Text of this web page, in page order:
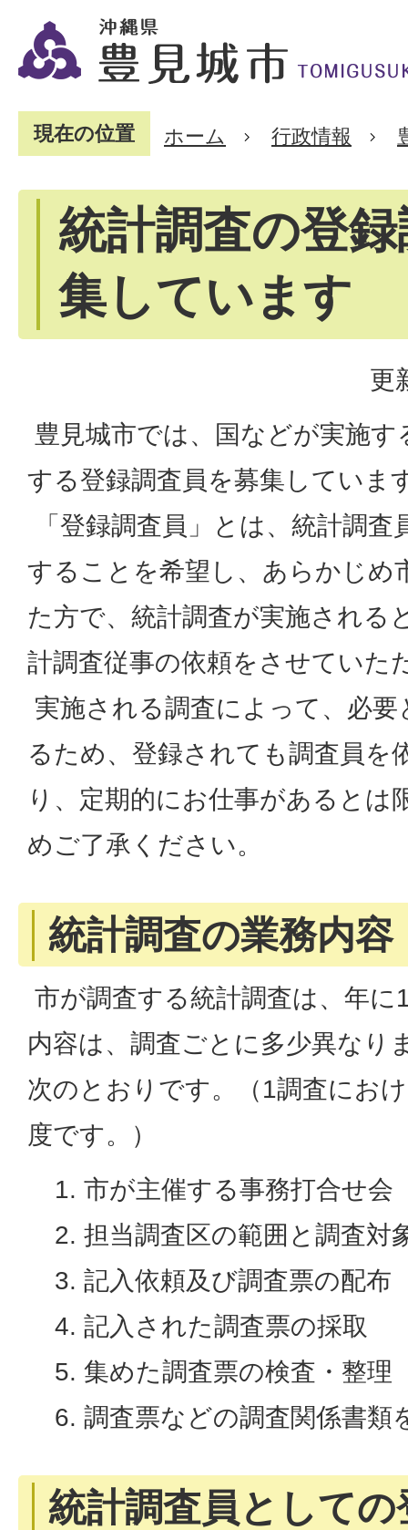
現在の位置 ホーム 行政情報
統計調査の登
集しています
更
豊見城市では、国などが実施す
する登録調査員を募集していま
「登録調査員」とは、統計調
することを希望し、あらかじめ
た方で、統計調査が実施される
計調査従事の依頼をさせていた
実施される調査によって、必
るため、登録されても調査員を
り、定期的にお仕事があるとは
めご了承ください。
統計調査の業務内容
市が調査する統計調査は、年に
内容は、調査ごとに多少異なり
次のとおりです。（1調査にお
度です。）
市が主催する事務打合せ会
担当調査区の範囲と調査対
記入依頼及び調査票の配布
記入された調査票の採取
集めた調査票の検査・整理
調査票などの調査関係書類
統計調査員としての